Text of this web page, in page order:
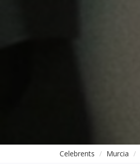
Celebrents Murcia